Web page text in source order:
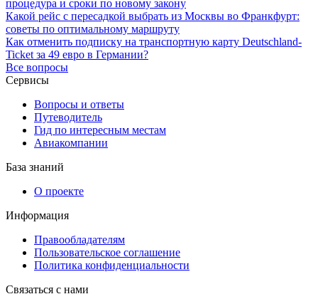
процедура и сроки по новому закону
Какой рейс с пересадкой выбрать из Москвы во Франкфурт:
советы по оптимальному маршруту
Как отменить подписку на транспортную карту Deutschland-
Ticket за 49 евро в Германии?
Все вопросы
Сервисы
Вопросы и ответы
Путеводитель
Гид по интересным местам
Авиакомпании
База знаний
О проекте
Информация
Правообладателям
Пользовательское соглашение
Политика конфиденциальности
Связаться с нами